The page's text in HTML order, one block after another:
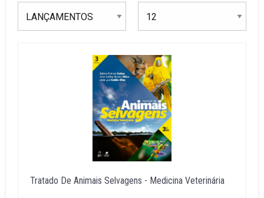
Tratado De Animais Selvagens - Medicina Veterinária